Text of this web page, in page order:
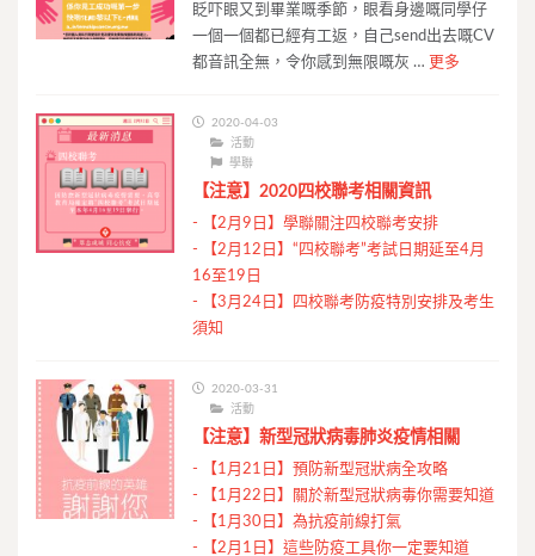
眨吓眼又到畢業嘅季節，眼看身邊嘅同學仔
一個一個都已經有工返，自己send出去嘅CV
都音訊全無，令你感到無限嘅灰 … 更多
2020-04-03
活動
學聯
【注意】2020四校聯考相關資訊
-
【2月9日】學聯關注四校聯考安排
-
【2月12日】“四校聯考”考試日期延至4月
16至19日
-
【3月24日】四校聯考防疫特別安排及考生
須知
2020-03-31
活動
【注意】新型冠狀病毒肺炎疫情相關
-
【1月21日】預防新型冠狀病全攻略
-
【1月22日】關於新型冠狀病毒你需要知道
-
【1月30日】為抗疫前線打氣
-
【2月1日】這些防疫工具你一定要知道